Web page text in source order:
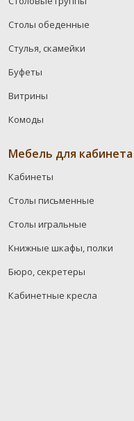
Столы обеденные
Стулья, скамейки
Буфеты
Витрины
Комоды
Мебель для кабинета
Кабинеты
Столы письменные
Столы игральные
Книжные шкафы, полки
Бюро, секретеры
Кабинетные кресла